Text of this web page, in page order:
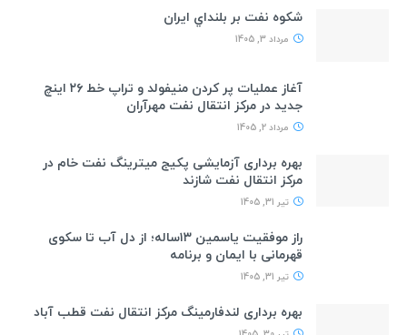
شكوه نفت بر بلنداي ايران
مرداد 3, 1405
آغاز عملیات پر کردن منیفولد و تراپ خط ۲۶ اینچ
جدید در مرکز انتقال نفت مهرآران
مرداد 2, 1405
بهره برداری آزمایشی پکیج میترینگ نفت خام در
مرکز انتقال نفت شازند
تیر 31, 1405
راز موفقیت یاسمین ۱۳ساله؛ از دل آب تا سکوی
قهرمانی با ایمان و برنامه
تیر 31, 1405
بهره برداری لندفارمینگ مرکز انتقال نفت قطب آباد